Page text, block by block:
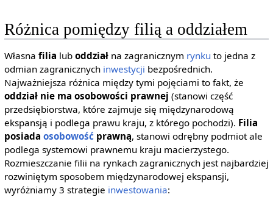
Różnica pomiędzy filią a oddziałem
Własna filia lub oddziałna zagranicznym rynku to jedna z
odmian zagranicznych inwestycji bezpośrednich.
Najważniejsza różnica między tymi pojęciami to fakt, że
oddział nie ma osobowości prawnej (stanowi część
przedsiębiorstwa, które zajmuje się międzynarodową
ekspansją i podlega prawu kraju, z którego pochodzi). Filia
posiada osobowośćprawną, stanowi odrębny podmiot ale
podlega systemowi prawnemu kraju macierzystego.
Rozmieszczanie filii na rynkach zagranicznych jest najbardziej
rozwiniętym sposobem międzynarodowej ekspansji,
wyróżniamy 3 strategie inwestowania: